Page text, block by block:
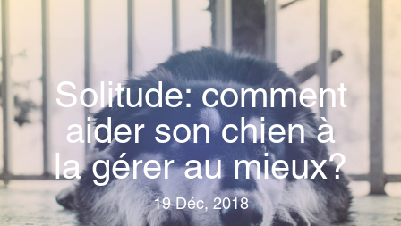
Solitude: comment
aider son chien à
la gérer au mieux?
19 Déc, 2018